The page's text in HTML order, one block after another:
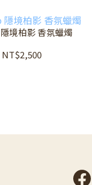
境柏影 香氛蠟燭
NT$2,500